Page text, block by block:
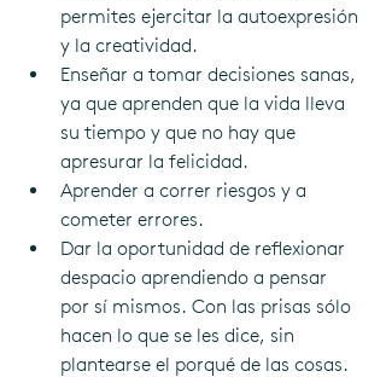
permites ejercitar la autoexpresión
y la creatividad.
Enseñar a tomar decisiones sanas,
ya que aprenden que la vida lleva
su tiempo y que no hay que
apresurar la felicidad.
Aprender a correr riesgos y a
cometer errores.
Dar la oportunidad de reflexionar
despacio aprendiendo a pensar
por sí mismos. Con las prisas sólo
hacen lo que se les dice, sin
plantearse el porqué de las cosas.